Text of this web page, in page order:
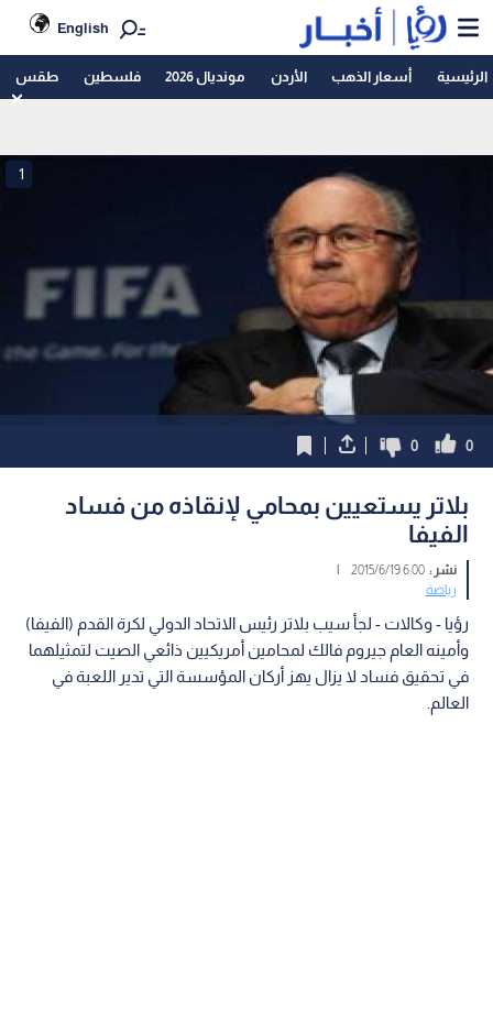
English
الرئيسية أسعار الذهب الأردن مونديال 2026 فلسطين طقس
1
0
0
بلاتر يستعيين بمحامي لإنقاذه من فساد
الفيفا
نشر :6:00 2015/6/19
|
رياضة
رؤيا - وكالات - لجأ سيب بلاتر رئيس الاتحاد الدولي لكرة القدم (الفيفا)
وأمينه العام جيروم فالك لمحامين أمريكيين ذائعي الصيت لتمثيلهما
في تحقيق فساد لا يزال يهز أركان المؤسسة التي تدير اللعبة في
العالم.